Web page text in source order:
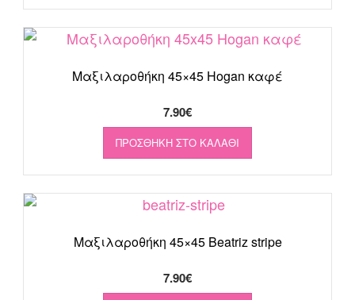
Μαξιλαροθήκη 45×45 Hogan καφέ
7.90€
ΠΡΟΣΘΉΚΗ ΣΤΟ ΚΑΛΆΘΙ
Μαξιλαροθήκη 45×45 Βeatriz stripe
7.90€